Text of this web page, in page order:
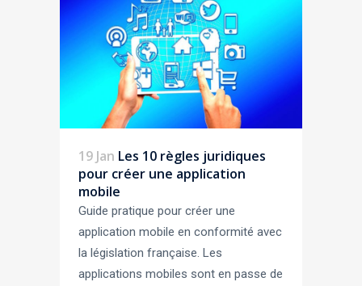
19 Jan Les 10 règles juridiques
pour créer une application
mobile
Guide pratique pour créer une
application mobile en conformité avec
la législation française. Les
applications mobiles sont en passe de